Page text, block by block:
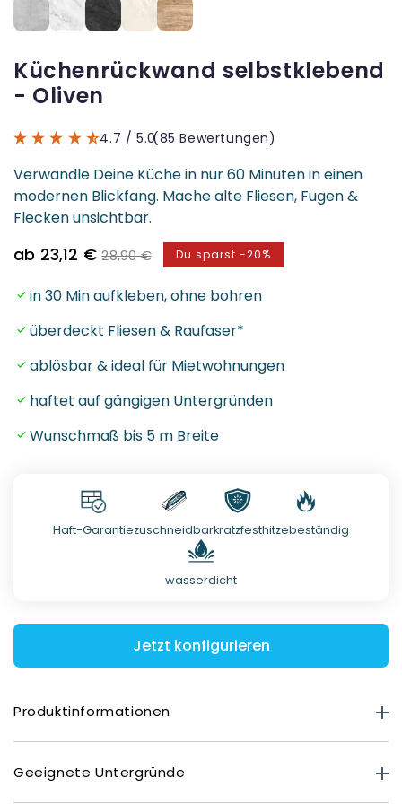
Küchenrückwand selbstklebend
- Oliven
4.7 / 5.0(85 Bewertungen)
Verwandle Deine Küche in nur 60 Minuten in einen
modernen Blickfang. Mache alte Fliesen, Fugen &
Flecken unsichtbar.
Verkaufspreis
ab 23,12 € Normaler
28,90 € Du sparst -20%
in 30 Min aufkleben, ohne bohren
überdeckt Fliesen & Raufaser*
ablösbar & ideal für Mietwohnungen
haftet auf gängigen Untergründen
Wunschmaß bis 5 m Breite
Haft-Garantiezuschneidbarkratzfesthitzebeständig
wasserdicht
Jetzt konfigurieren
Produktinformationen
Premium Matt: 0,40 mm
Deluxe Glasoptik: 0,80 mm
Geeignete Untergründe